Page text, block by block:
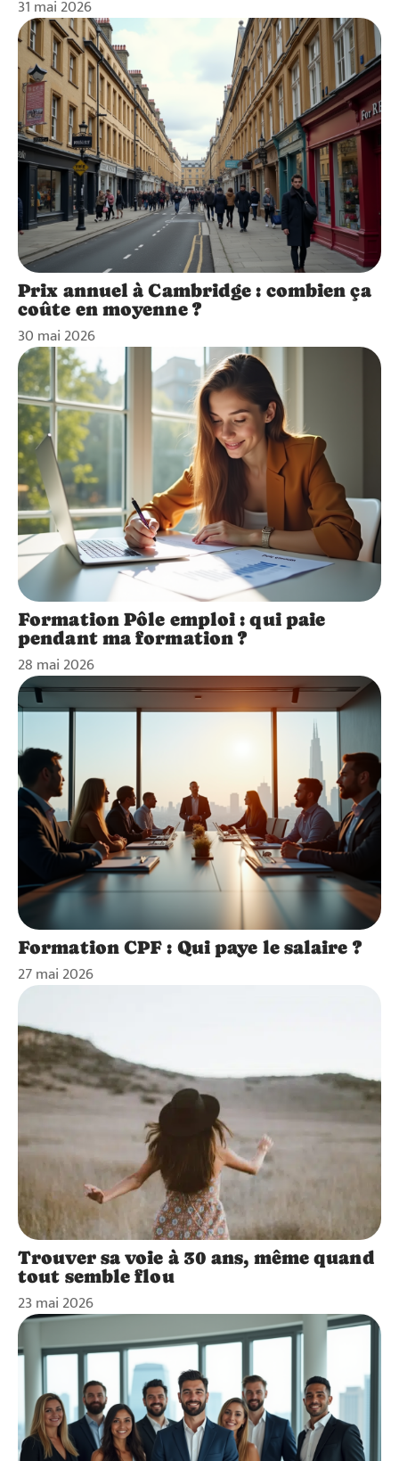
31 mai 2026
Prix annuel à Cambridge : combien ça
coûte en moyenne ?
30 mai 2026
Formation Pôle emploi : qui paie
pendant ma formation ?
28 mai 2026
Formation CPF : Qui paye le salaire ?
27 mai 2026
Trouver sa voie à 30 ans, même quand
tout semble flou
23 mai 2026